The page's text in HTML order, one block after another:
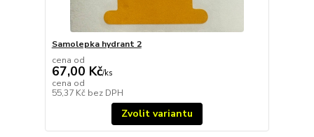
Samolepka hydrant 2
cena od
67,00 Kč/ks
cena od
55,37 Kč bez DPH
Zvolit variantu